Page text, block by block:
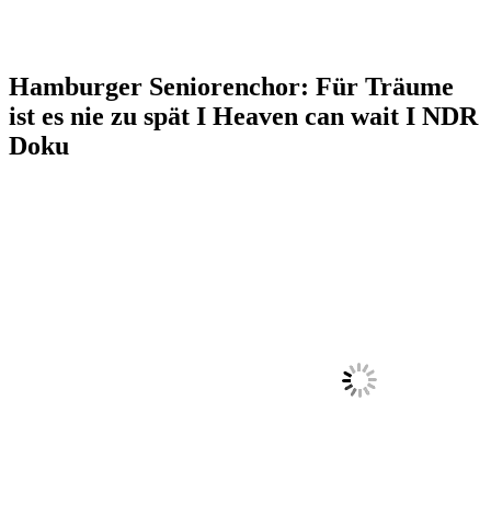
Hamburger Seniorenchor: Für Träume
ist es nie zu spät I Heaven can wait I NDR
Doku